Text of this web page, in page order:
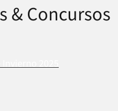
& Concursos